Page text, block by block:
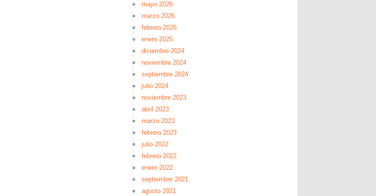
mayo 2026
marzo 2026
febrero 2026
enero 2025
diciembre 2024
noviembre 2024
septiembre 2024
julio 2024
noviembre 2023
abril 2023
marzo 2023
febrero 2023
julio 2022
febrero 2022
enero 2022
septiembre 2021
agosto 2021